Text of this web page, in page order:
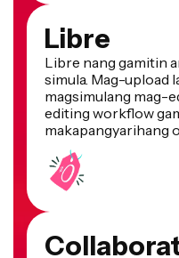
Libre
Libre nang gamitin
simula. Mag-upload
magsimulang mag-
editing workflow
makapangyarihang
Mabilis na suriin at